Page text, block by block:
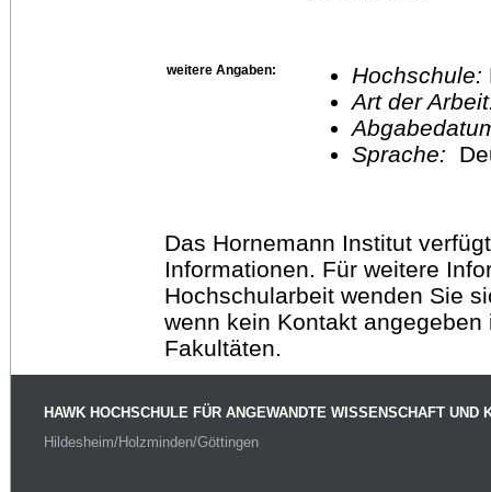
weitere Angaben: Hochschule:
Art der
Sprache:
Das Hornemann Institut
Informationen. Für weitere
Hochschularbeit wenden Sie
wenn kein Kontakt
Fakultäten.
HAWK HOCHSCHULE FÜR ANGEWANDTE WISSENSCHAFT UND
Hildesheim/Holzminden/Göttingen